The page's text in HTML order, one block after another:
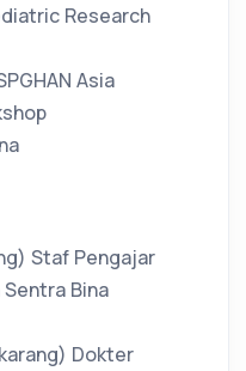
Research
Asia
Staf Pengajar
Bina
Dokter